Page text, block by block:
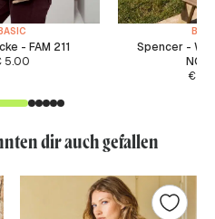
BASIC
- FAM 211
5.00
Spencer -
€
dir auch gefallen